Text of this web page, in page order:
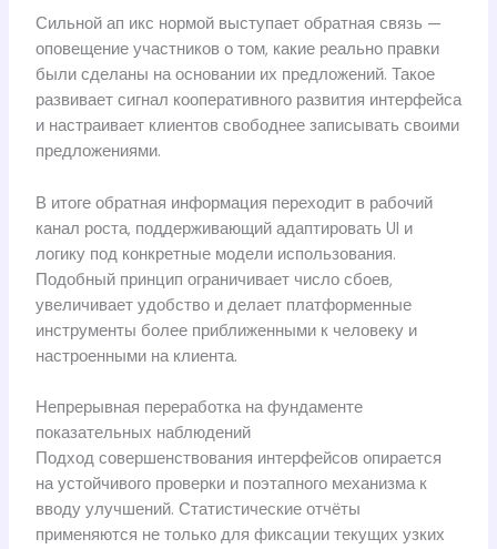
Сильной ап икс нормой выступает обратная связь —
оповещение участников о том, какие реально правки
были сделаны на основании их предложений. Такое
развивает сигнал кооперативного развития интерфейса
и настраивает клиентов свободнее записывать своими
предложениями.
В итоге обратная информация переходит в рабочий
канал роста, поддерживающий адаптировать UI и
логику под конкретные модели использования.
Подобный принцип ограничивает число сбоев,
увеличивает удобство и делает платформенные
инструменты более приближенными к человеку и
настроенными на клиента.
Непрерывная переработка на фундаменте
показательных наблюдений
Подход совершенствования интерфейсов опирается
на устойчивого проверки и поэтапного механизма к
вводу улучшений. Статистические отчёты
применяются не только для фиксации текущих узких